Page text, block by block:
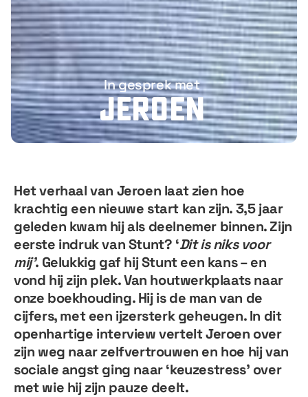
In gesprek met
Jeroen
Het verhaal van Jeroen laat zien hoe
krachtig een nieuwe start kan zijn. 3,5 jaar
geleden kwam hij als deelnemer binnen. Zijn
eerste indruk van Stunt? ‘Dit is niks voor
mij’. Gelukkig gaf hij Stunt een kans – en
vond hij zijn plek. Van houtwerkplaats naar
onze boekhouding. Hij is de man van de
cijfers, met een ijzersterk geheugen. In dit
openhartige interview vertelt Jeroen over
zijn weg naar zelfvertrouwen en hoe hij van
sociale angst ging naar ‘keuzestress’ over
met wie hij zijn pauze deelt.